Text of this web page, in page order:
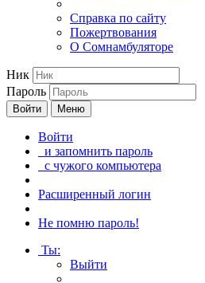
Справка по сайту
Пожертвования
О Сомнамбуляторе
Ник
Пароль
Войти Меню
Войти
и запомнить пароль
с чужого компьютера
Расширенный логин
Не помню пароль!
Ты:
Выйти